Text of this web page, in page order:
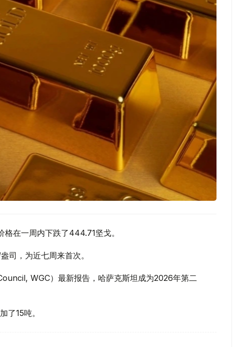
在一周内下跌了444.71坚戈。
司，为近七周来首次。
WGC）最新报告，哈萨克斯坦成为2026年第二
了15吨。